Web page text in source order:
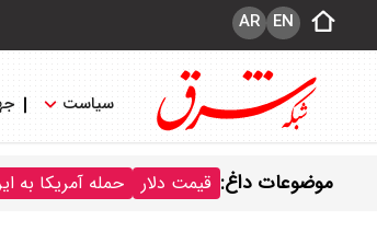
EN
AR
سیاست
موضوعات داغ: قیمت دلار حمله آمریکا به